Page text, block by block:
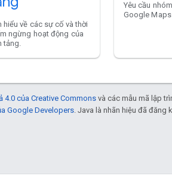
hiểu về các sự cố và thời
ngừng hoạt động của
tảng.
Yêu cầu
Google
4.0 của Creative Commonsvà các mẫu mã lập
Google Developers. Java là nhãn hiệu đã đăng